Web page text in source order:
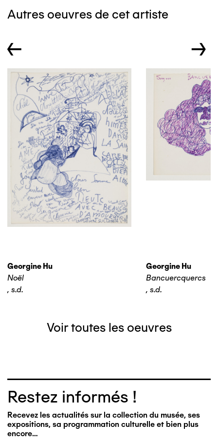
Autres oeuvres de cet artiste
← →
Georgine Hu
Noël
, s.d.
Georgine Hu
Bancuercquercs
, s.d.
Voir toutes les oeuvres
Restez informés !
Recevez les actualités sur la collection du musée, ses
expositions, sa programmation culturelle et bien plus
encore…